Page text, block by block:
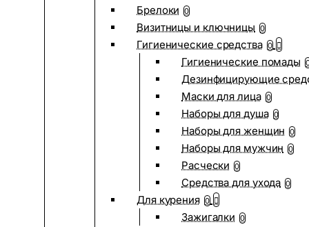
Брелоки 0
Визитницы и ключницы 0
Гигиенические средства 0
Гигиенические помады
Дезинфицирующие
Маски для лица 0
Наборы для душа 0
Наборы для женщин 0
Наборы для мужчин 0
Расчески 0
Средства для ухода 0
Для курения 0
Зажигалки 0